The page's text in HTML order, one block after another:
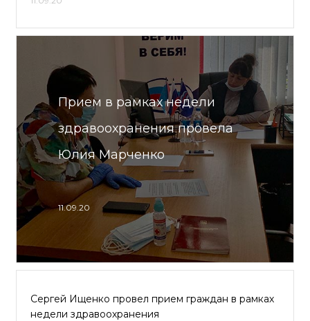
Прием в рамках недели
здравоохранения провела
Юлия Марченко
11.09.20
Сергей Ищенко провел прием граждан в рамках
недели здравоохранения